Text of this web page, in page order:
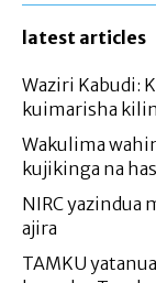
latest articles
Waziri Kabudi:
kuimarisha
Wakulima
kujikinga na
NIRC yazindua
ajira
TAMKU